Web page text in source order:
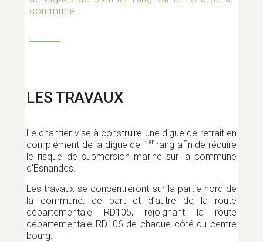
CULTURE ET ÉVÉNEMENTS
commune.
LES TRAVAUX
Le chantier vise à construire une digue de retrait en
complément de la digue de 1 errang afin de réduire
le risque de submersion marine sur la commune
d’Esnandes.
Les travaux se concentreront sur la partie nord de
la commune, de part et d’autre de la route
départementale RD105, rejoignant la route
départementale RD106 de chaque côté du centre
bourg.